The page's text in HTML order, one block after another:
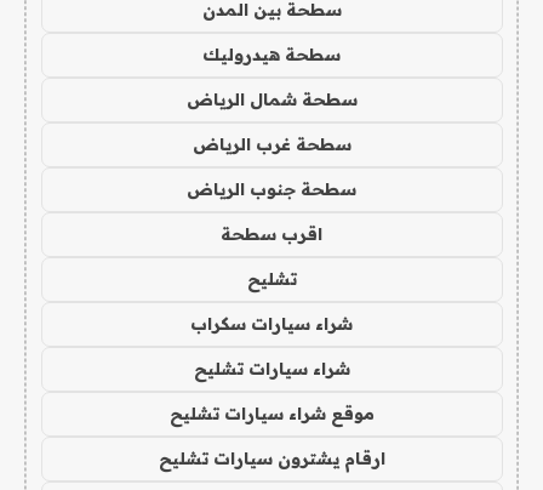
سطحة بين المدن
سطحة هيدروليك
سطحة شمال الرياض
سطحة غرب الرياض
سطحة جنوب الرياض
اقرب سطحة
تشليح
شراء سيارات سكراب
شراء سيارات تشليح
موقع شراء سيارات تشليح
ارقام يشترون سيارات تشليح